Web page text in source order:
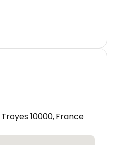
10000, France